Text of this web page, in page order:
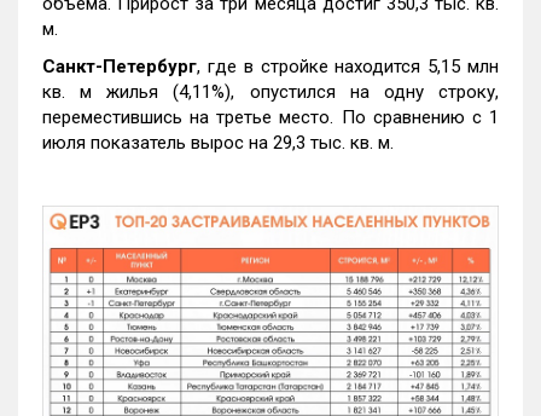
м.
Санкт-Петербург, где в стройке находится 5,15 млн
кв. м жилья (4,11%), опустился на одну строку,
переместившись на третье место. По сравнению с 1
июля показатель вырос на 29,3 тыс. кв. м.